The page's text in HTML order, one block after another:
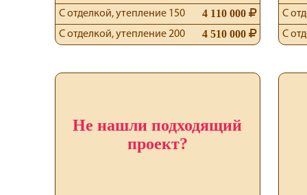
С отделкой, утепление 150 4 110 000
С отделкой, утепление 200 4 510 000
С
С
Не нашли подходящий
проект?